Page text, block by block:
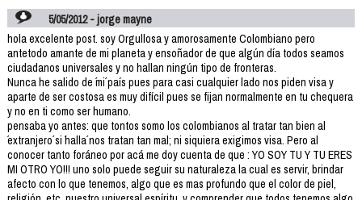
5/05/2012 - jorge mayne
hola excelente post. soy Orgullosa y amorosamente Colombiano pero
antetodo amante de mi planeta y ensoñador de que algún día todos seamos
ciudadanos universales y no hallan ningún tipo de fronteras.
Nunca he salido de ´mi´ país pues para casi cualquier lado nos piden visa y
aparte de ser costosa es muy difícil pues se fijan normalmente en tu chequera
y no en ti como ser humano.
pensaba yo antes: que tontos somo los colombianos al tratar tan bien al
´extranjero´ si ´halla´ nos tratan tan mal; ni siquiera exigimos visa. Pero al
conocer tanto foráneo por acá me doy cuenta de que : YO SOY TU Y TU ERES
MI OTRO YO!!! uno solo puede seguir su naturaleza la cual es servir, brindar
afecto con lo que tenemos, algo que es mas profundo que el color de piel,